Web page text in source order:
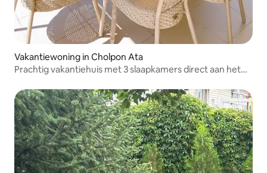
Vakantiewoning in Cholpon Ata
Prachtig vakantiehuis met 3 slaapkamers direct aan het